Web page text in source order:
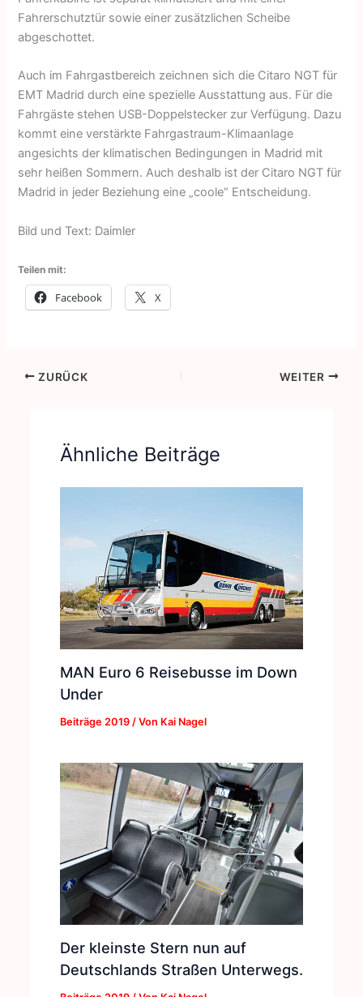
Fahrerschutztür sowie einer zusätzlichen Scheibe
abgeschottet.
Auch im Fahrgastbereich zeichnen sich die Citaro NGT für
EMT Madrid durch eine spezielle Ausstattung aus. Für die
Fahrgäste stehen USB-Doppelstecker zur Verfügung. Dazu
kommt eine verstärkte Fahrgastraum-Klimaanlage
angesichts der klimatischen Bedingungen in Madrid mit
sehr heißen Sommern. Auch deshalb ist der Citaro NGT für
Madrid in jeder Beziehung eine „coole“ Entscheidung.
Bild und Text: Daimler
Teilen mit:
Facebook X
ZURÜCK WEITER
Ähnliche Beiträge
MAN Euro 6 Reisebusse im Down
Under
Beiträge 2019/ Von Kai Nagel
Der kleinste Stern nun auf
Deutschlands Straßen Unterwegs.